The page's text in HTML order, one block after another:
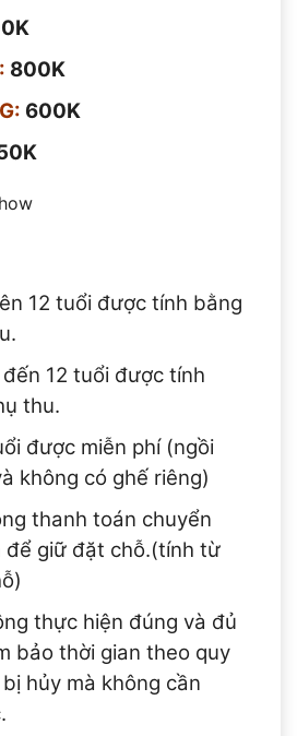
800K
600K
12 tuổi được tính bằng
12 tuổi được tính
thu.
được miễn phí (ngồi
không có ghế riêng)
thanh toán chuyển
để giữ đặt chỗ.(tính từ
thực hiện đúng và đủ
bảo thời gian theo quy
hủy mà không cần